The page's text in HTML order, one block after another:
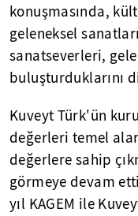
konuşmasında,
geleneksel
sanatseverleri,
buluşturduklarını
Kuveyt Türk'ün
değerleri temel
değerlere sahip
görmeye devam
yıl KAGEM ile